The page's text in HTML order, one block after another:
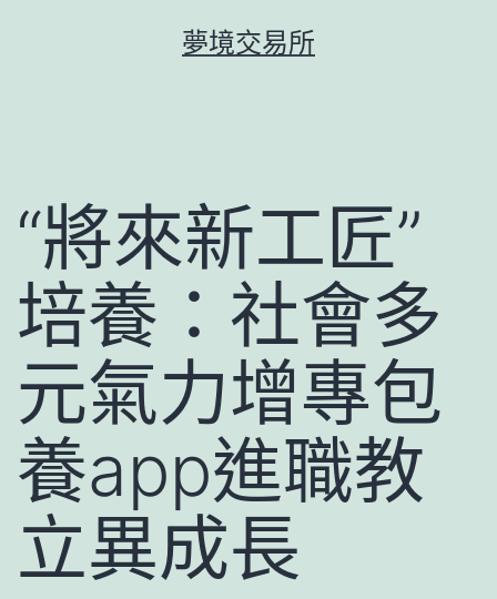
夢境交易所
“將來新工匠”
培養：社會多
元氣力增專包
養app進職教
立異成長